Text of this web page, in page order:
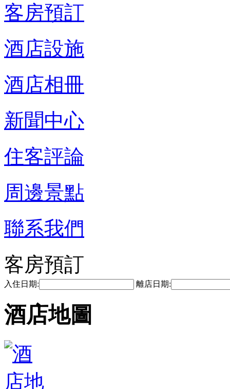
客房預訂
酒店設施
酒店相冊
新聞中心
住客評論
周邊景點
聯系我們
客房預訂
入住日期: 離店日期:
酒店地圖